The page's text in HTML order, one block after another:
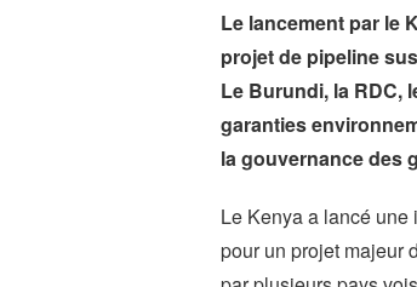
Le lancement par le
projet de pipeline
Le Burundi, la RDC,
garanties
la gouvernance des
Le Kenya a lancé une
pour un projet majeur